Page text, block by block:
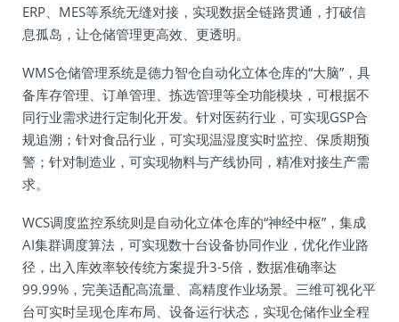
ERP、MES等系统无缝对接，实现数据全链路贯通，打破信
息孤岛，让仓储管理更高效、更透明。
WMS仓储管理系统是德力智仓自动化立体仓库的“大脑”，具
备库存管理、订单管理、拣选管理等全功能模块，可根据不
同行业需求进行定制化开发。针对医药行业，可实现GSP合
规追溯；针对食品行业，可实现温湿度实时监控、保质期预
警；针对制造业，可实现物料与产线协同，精准对接生产需
求。
WCS调度监控系统则是自动化立体仓库的“神经中枢”，集成
AI集群调度算法，可实现数十台设备协同作业，优化作业路
径，出入库效率较传统方案提升3-5倍，数据准确率达
99.99%，完美适配高流量、高精度作业场景。三维可视化平
台可实时呈现仓库布局、设备运行状态，实现仓储作业全程